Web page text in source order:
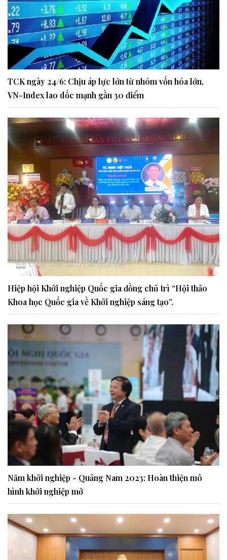
TCK ngày 24/6: Chịu áp lực lớn từ nhóm vốn hóa lớn,
VN-Index lao dốc mạnh gần 30 điểm
Hiệp hội Khởi nghiệp Quốc gia đồng chủ trì “Hội thảo
Khoa học Quốc gia về Khởi nghiệp sáng tạo”.
Năm khởi nghiệp - Quảng Nam 2023: Hoàn thiện mô
hình khởi nghiệp mở